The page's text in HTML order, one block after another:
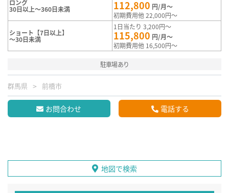
ロング
30日以上～360日未満 112,800 円/月～
初期費用他 22,000円～
ショート【7日以上】
～30日未満
1日当たり 3,200円～
115,800 円/月～
初期費用他 16,500円～
駐車場あり
群馬県 前橋市
お問合わせ 電話する
地図で検索